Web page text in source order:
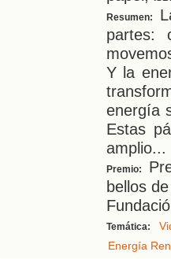
Resumen:
partes:
Y la
energía
Estas
amplio...
Premio:
bellos
Temática:
Energía